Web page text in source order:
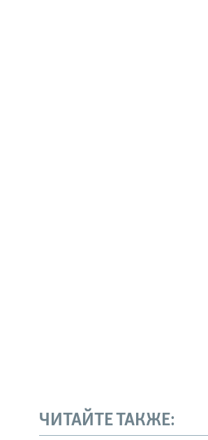
ЧИТАЙТЕ ТАКЖЕ: